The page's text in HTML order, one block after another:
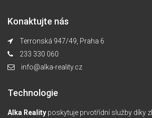
Konaktujte nás
Terronská 947/49, Praha 6
233 330 060
info@alka-reality.cz
Technologie
Alka Reality poskytuje prvotřídní služby díky